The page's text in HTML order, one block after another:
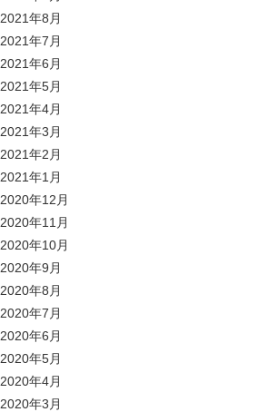
2021年8月
2021年7月
2021年6月
2021年5月
2021年4月
2021年3月
2021年2月
2021年1月
2020年12月
2020年11月
2020年10月
2020年9月
2020年8月
2020年7月
2020年6月
2020年5月
2020年4月
2020年3月